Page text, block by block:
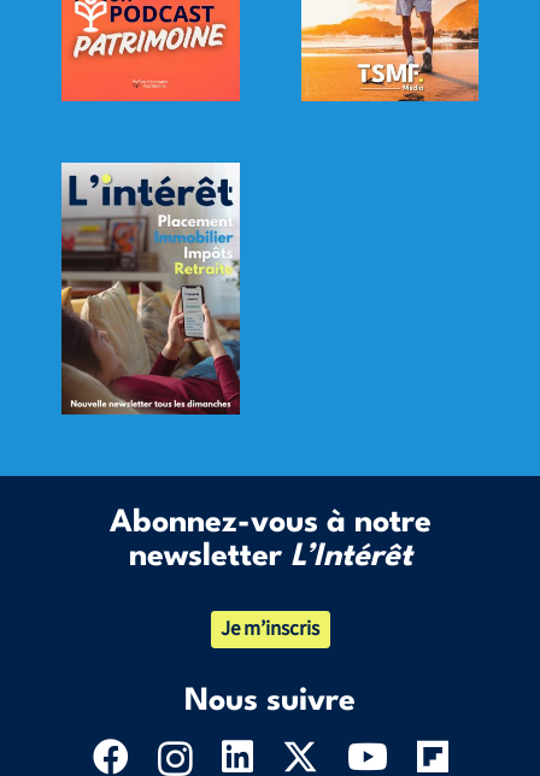
Abonnez-vous à notre
newsletter L’Intérêt
Je m’inscris
Nous suivre